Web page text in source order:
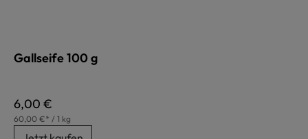
Gallseife 100 g
Regulärer Preis:
6,00 €
60,00 €* / 1 kg